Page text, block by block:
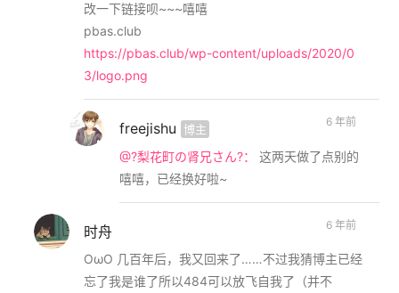
改一下链接呗~~~嘻嘻
pbas.club
https://pbas.club/wp-content/uploads/2020/0
3/logo.png
freejishu 博主
@?梨花町の肾兄さん?：
这两天做了点别的
嘻嘻，已经换好啦~
6 年前
时舟
OωO 几百年后，我又回来了……不过我猜博主已经
忘了我是谁了所以484可以放飞自我了（并不
6 年前